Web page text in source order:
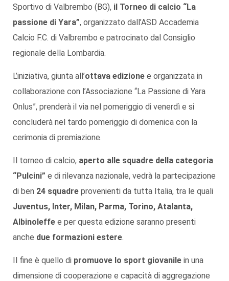
Sportivo di Valbrembo (BG), il Torneo di calcio “La
passione di Yara”, organizzato dall’ASD Accademia
Calcio F.C. di Valbrembo e patrocinato dal Consiglio
regionale della Lombardia.
L’iniziativa, giunta all’ottava edizione e organizzata in
collaborazione con l’Associazione “La Passione di Yara
Onlus”, prenderà il via nel pomeriggio di venerdì e si
concluderà nel tardo pomeriggio di domenica con la
cerimonia di premiazione.
Il torneo di calcio, aperto alle squadre della categoria
“Pulcini” e di rilevanza nazionale, vedrà la partecipazione
di ben 24 squadre provenienti da tutta Italia, tra le quali
Juventus, Inter, Milan, Parma, Torino, Atalanta,
Albinoleffe e per questa edizione saranno presenti
anche due formazioni estere.
Il fine è quello di promuove lo sport giovanile in una
dimensione di cooperazione e capacità di aggregazione